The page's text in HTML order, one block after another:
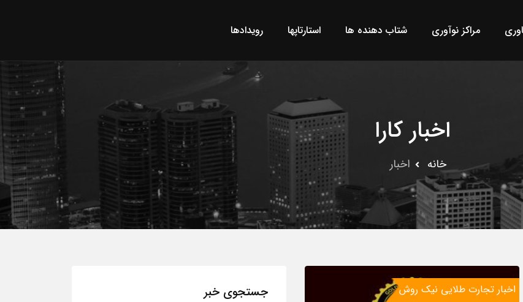
مراکز نوآوری شتاب دهنده ها استارتاپها رویدادها
اخبار کارا
خانه اخبار
اخبار تجارت طلایی نیک روش جستجوی خبر